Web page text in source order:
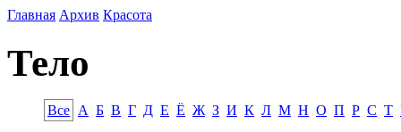
Главная Архив Красота
Тело
Все А Б В Г Д Е Ё Ж З И К Л М Н О П Р С Т